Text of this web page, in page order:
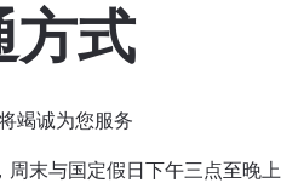
方式
竭诚为您服务
末与国定假日下午三点至晚